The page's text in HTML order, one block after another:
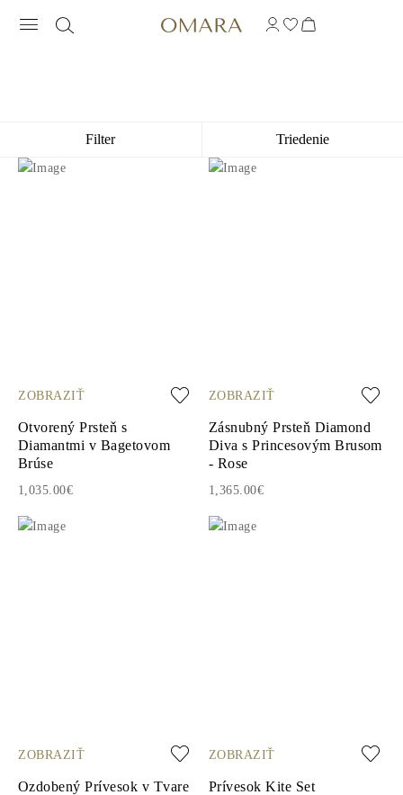
Filter Triedenie
ZOBRAZIŤ
Otvorený Prsteň s
Diamantmi v Bagetovom
Brúse
1,035.00€
ZOBRAZIŤ
Zásnubný Prsteň Diamond
Diva s Princesovým Brusom
- Rose
1,365.00€
ZOBRAZIŤ
Ozdobený Prívesok v Tvare
ZOBRAZIŤ
Prívesok Kite Set